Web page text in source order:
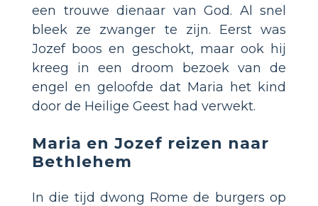
een trouwe dienaar van God. Al snel
bleek ze zwanger te zijn. Eerst was
Jozef boos en geschokt, maar ook hij
kreeg in een droom bezoek van de
engel en geloofde dat Maria het kind
door de Heilige Geest had verwekt.
Maria en Jozef reizen naar
Bethlehem
In die tijd dwong Rome de burgers op